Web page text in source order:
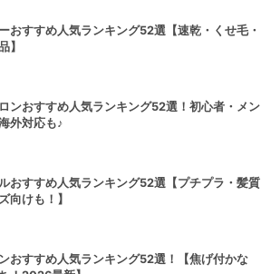
おすすめ人気ランキング52選【速乾・くせ毛・
】
ンおすすめ人気ランキング52選！初心者・メン
外対応も♪
おすすめ人気ランキング52選【プチプラ・髪質
向けも！】
おすすめ人気ランキング52選！【焦げ付かな